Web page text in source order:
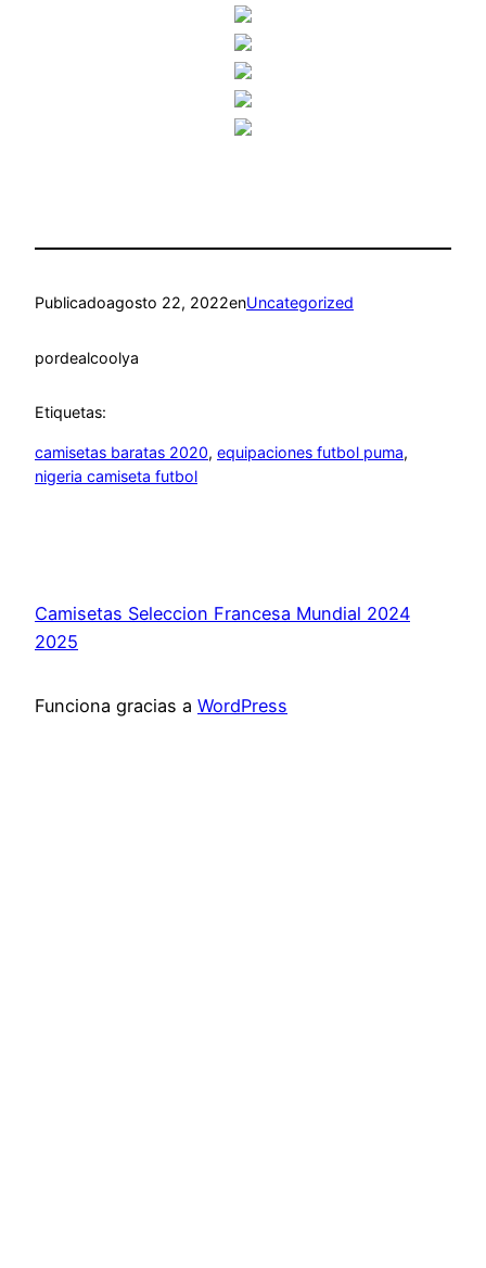
Publicadoagosto 22, 2022enUncategorized
pordealcoolya
Etiquetas:
camisetas baratas 2020, equipaciones futbol puma
nigeria camiseta futbol
Camisetas Seleccion Francesa Mundial 2024
2025
Funciona gracias a WordPress